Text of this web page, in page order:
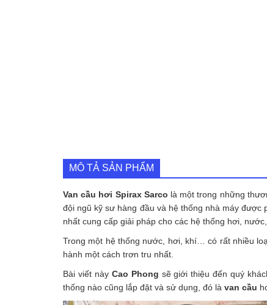
MÔ TẢ SẢN PHẨM
Van cầu hơi Spirax Sarco là một trong những
đội ngũ kỹ sư hàng đầu và hệ thống nhà máy
nhất cung cấp giải pháp cho các hệ thống hơi,
Trong một hệ thống nước, hơi, khí… có rất nhiều
hành một cách trơn tru nhất.
Bài viết này Cao Phong sẽ giới thiệu đến quý
thống nào cũng lắp đặt và sử dụng, đó là van cầu